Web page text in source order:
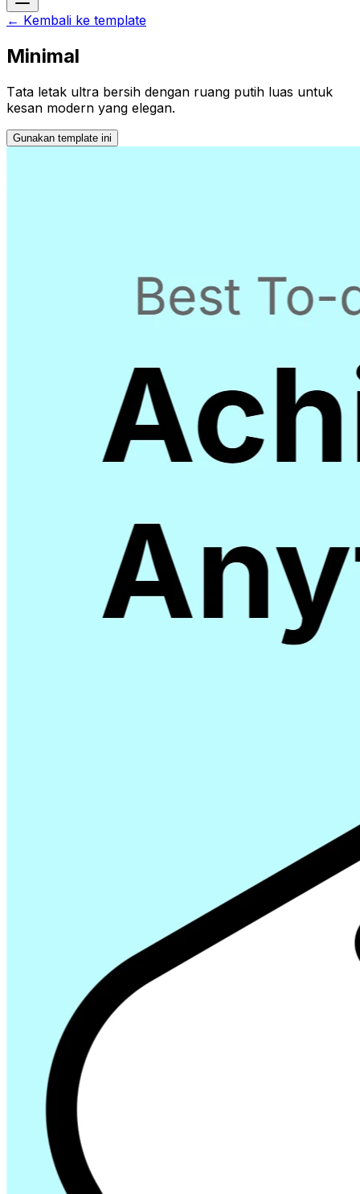
← Kembali ke template
Minimal
Tata letak ultra bersih dengan ruang putih luas untuk
kesan modern yang elegan.
Gunakan template ini